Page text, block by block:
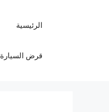
الرئيسية
قرض السيارة